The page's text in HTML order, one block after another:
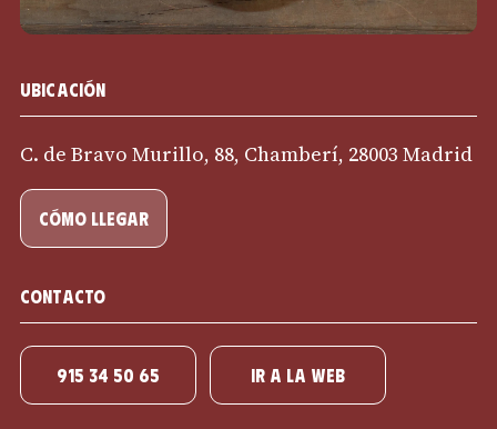
Ubicación
C. de Bravo Murillo, 88, Chamberí, 28003 Madrid
cómo llegar
Contacto
915 34 50 65 IR A LA WEB